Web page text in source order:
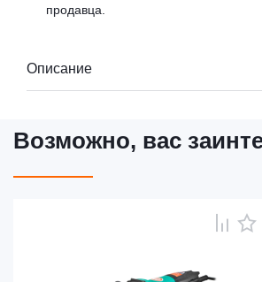
продавца.
Описание
Возможно, вас